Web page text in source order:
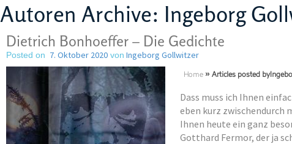
Autoren Archive: Ingeborg
Dietrich Bonhoeffer – Die Gedichte
Posted on 7. Oktober 2020von Ingeborg Gollwitzer
Home » Articles posted
Dass muss ich Ihnen
eben kurz zwischendurch
Ihnen heute ein ganz
Gotthard Fermor, der ja